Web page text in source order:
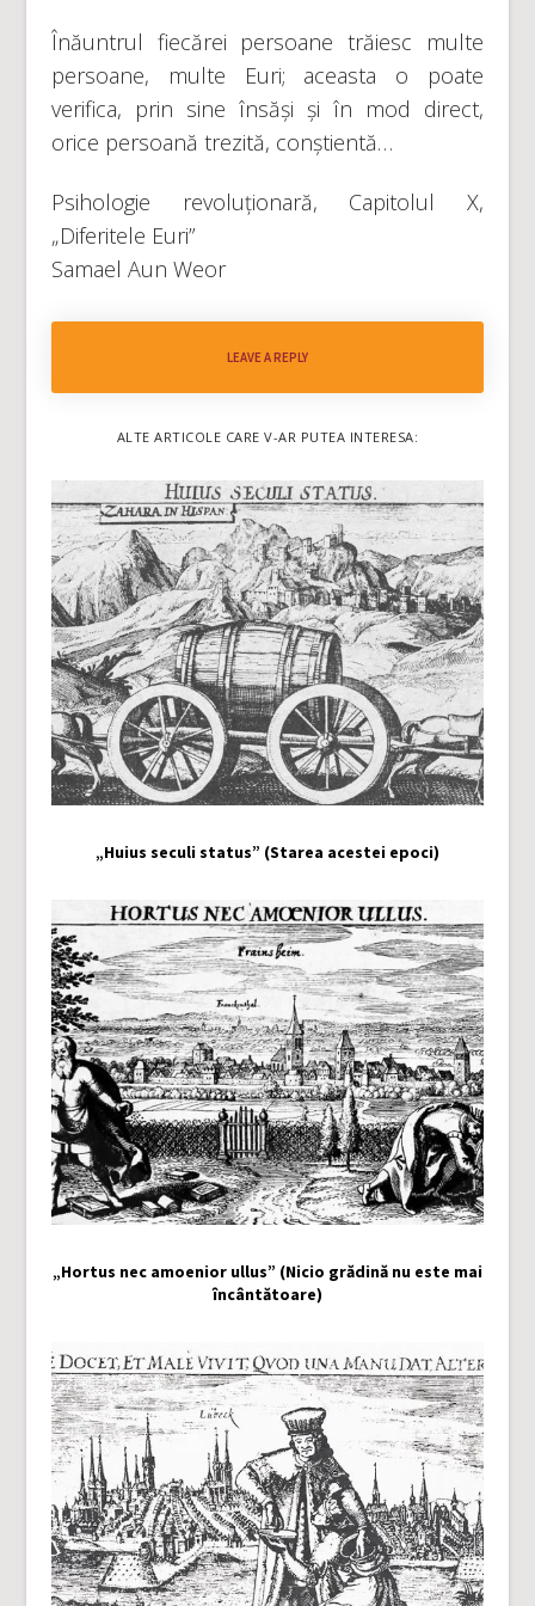
Înăuntrul fiecărei persoane trăiesc multe
persoane, multe Euri; aceasta o poate
verifica, prin sine însăși și în mod direct,
orice persoană trezită, conștientă…
Psihologie revoluționară, Capitolul X,
„Diferitele Euri”
Samael Aun Weor
LEAVE A REPLY
ALTE ARTICOLE CARE V-AR PUTEA INTERESA:
„Huius seculi status” (Starea acestei epoci)
„Hortus nec amoenior ullus” (Nicio grădină nu este mai
încântătoare)